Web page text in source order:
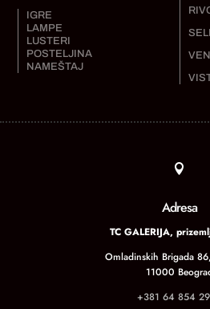
IGRE
LAMPE
LUSTERI
POSTELJINA
NAMEŠTAJ

Adresa
TC GALERIJA,
Omladinskih Brigada
11000
+381 64 854